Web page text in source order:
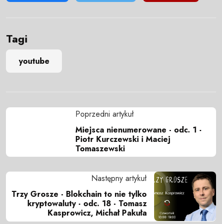
Tagi
youtube
Poprzedni artykuł
Miejsca nienumerowane - odc. 1 -
Piotr Kurczewski i Maciej
Tomaszewski
Następny artykuł
Trzy Grosze - Blokchain to nie tylko
kryptowaluty - odc. 18 - Tomasz
Kasprowicz, Michał Pakuła